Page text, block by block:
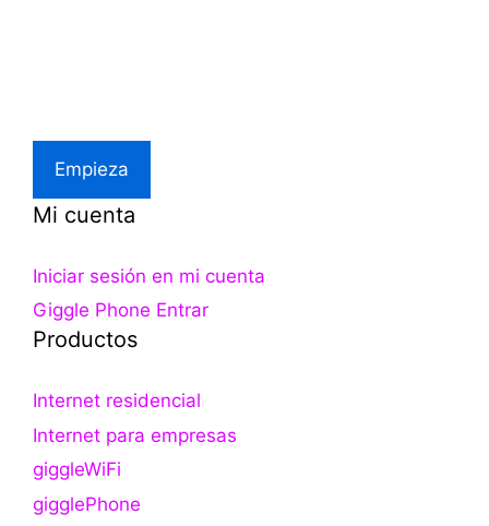
Empieza
Mi cuenta
Iniciar sesión en mi cuenta
Giggle Phone Entrar
Productos
Internet residencial
Internet para empresas
giggleWiFi
gigglePhone